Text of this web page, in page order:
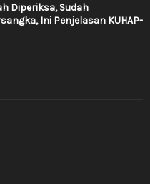
Diperiksa, Sudah
Ini Penjelasan KUHAP-